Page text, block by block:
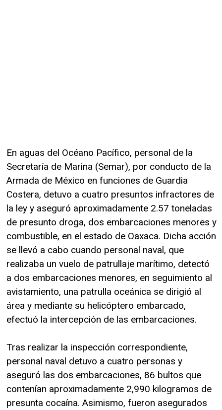
En aguas del Océano Pacífico, personal de la
Secretaría de Marina (Semar), por conducto de la
Armada de México en funciones de Guardia
Costera, detuvo a cuatro presuntos infractores de
la ley y aseguró aproximadamente 2.57 toneladas
de presunto droga, dos embarcaciones menores y
combustible, en el estado de Oaxaca. Dicha acción
se llevó a cabo cuando personal naval, que
realizaba un vuelo de patrullaje marítimo, detectó
a dos embarcaciones menores, en seguimiento al
avistamiento, una patrulla oceánica se dirigió al
área y mediante su helicóptero embarcado,
efectuó la intercepción de las embarcaciones.
Tras realizar la inspección correspondiente,
personal naval detuvo a cuatro personas y
aseguró las dos embarcaciones, 86 bultos que
contenían aproximadamente 2,990 kilogramos de
presunta cocaína. Asimismo, fueron asegurados